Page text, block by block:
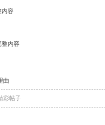
内容
整内容
由
彩帖子